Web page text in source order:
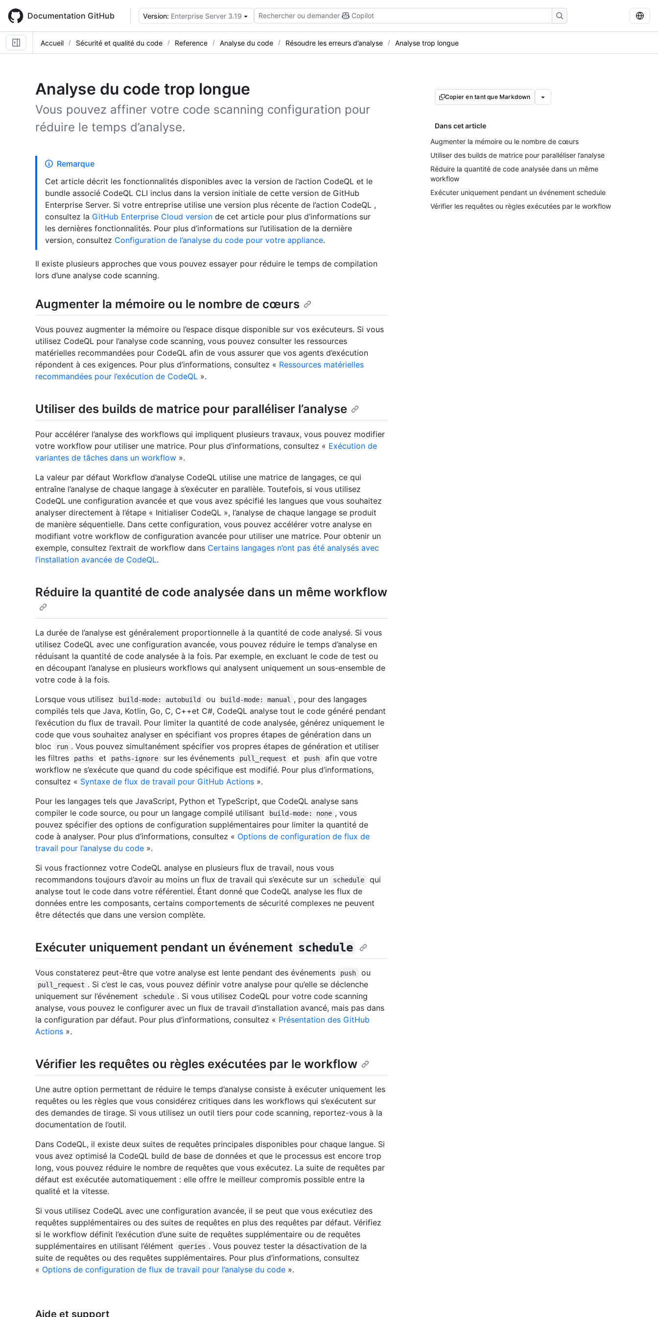
main
content
Documentation GitHub Version: Enterprise Server 3.19 Rechercher ou demander Copilot
Accueil Sécurité et qualité du code Reference Analyse du code Résoudre les erreurs d’analyse Analyse trop longue
Analyse du code trop longue
Vous pouvez affiner votre code scanning configuration pour
réduire le temps d’analyse.
Copier en tant que Markdown
Dans cet article
Augmenter la mémoire ou le nombre de cœurs
Utiliser des builds de matrice pour paralléliser l’analyse
Réduire la quantité de code analysée dans un même
workflow
Exécuter uniquement pendant un événement schedule
Vérifier les requêtes ou règles exécutées par le workflow
Remarque
Cet article décrit les fonctionnalités disponibles avec la version de l’action CodeQL et le
bundle associé CodeQL CLI inclus dans la version initiale de cette version de GitHub
Enterprise Server. Si votre entreprise utilise une version plus récente de l’action CodeQL ,
consultez la GitHub Enterprise Cloud version de cet article pour plus d’informations sur
les dernières fonctionnalités. Pour plus d’informations sur l’utilisation de la dernière
version, consultez Configuration de l’analyse du code pour votre appliance.
Il existe plusieurs approches que vous pouvez essayer pour réduire le temps de compilation
lors d’une analyse code scanning.
Augmenter la mémoire ou le nombre de cœurs
Vous pouvez augmenter la mémoire ou l’espace disque disponible sur vos exécuteurs. Si vous
utilisez CodeQL pour l’analyse code scanning, vous pouvez consulter les ressources
matérielles recommandées pour CodeQL afin de vous assurer que vos agents d’exécution
répondent à ces exigences. Pour plus d’informations, consultez « Ressources matérielles
recommandées pour l’exécution de CodeQL ».
Utiliser des builds de matrice pour paralléliser l’analyse
Pour accélérer l’analyse des workflows qui impliquent plusieurs travaux, vous pouvez modifier
votre workflow pour utiliser une matrice. Pour plus d’informations, consultez « Exécution de
variantes de tâches dans un workflow ».
La valeur par défaut Workflow d’analyse CodeQL utilise une matrice de langages, ce qui
entraîne l’analyse de chaque langage à s’exécuter en parallèle. Toutefois, si vous utilisez
CodeQL une configuration avancée et que vous avez spécifié les langues que vous souhaitez
analyser directement à l’étape « Initialiser CodeQL », l’analyse de chaque langage se produit
de manière séquentielle. Dans cette configuration, vous pouvez accélérer votre analyse en
modifiant votre workflow de configuration avancée pour utiliser une matrice. Pour obtenir un
exemple, consultez l’extrait de workflow dans Certains langages n’ont pas été analysés avec
l’installation avancée de CodeQL.
Réduire la quantité de code analysée dans un même workflow
La durée de l’analyse est généralement proportionnelle à la quantité de code analysé. Si vous
utilisez CodeQL avec une configuration avancée, vous pouvez réduire le temps d’analyse en
réduisant la quantité de code analysée à la fois. Par exemple, en excluant le code de test ou
en découpant l’analyse en plusieurs workflows qui analysent uniquement un sous-ensemble de
votre code à la fois.
Lorsque vous utilisez
build-mode: autobuild ou build-mode: manual
, pour des langages
compilés tels que Java, Kotlin, Go, C, C++et C#, CodeQL analyse tout le code généré pendant
l’exécution du flux de travail. Pour limiter la quantité de code analysée, générez uniquement le
code que vous souhaitez analyser en spécifiant vos propres étapes de génération dans un
bloc
run . Vous pouvez simultanément spécifier vos propres étapes de génération et utiliser
les filtres
paths et paths-ignore sur les événements pull_request et push
afin que votre
workflow ne s’exécute que quand du code spécifique est modifié. Pour plus d’informations,
consultez « Syntaxe de flux de travail pour GitHub Actions ».
Pour les langages tels que JavaScript, Python et TypeScript, que CodeQL analyse sans
compiler le code source, ou pour un langage compilé utilisant
build-mode: none , vous
pouvez spécifier des options de configuration supplémentaires pour limiter la quantité de
code à analyser. Pour plus d’informations, consultez « Options de configuration de flux de
travail pour l’analyse du code ».
Si vous fractionnez votre CodeQL analyse en plusieurs flux de travail, nous vous
recommandons toujours d’avoir au moins un flux de travail qui s’exécute sur un
schedule
qui
analyse tout le code dans votre référentiel. Étant donné que CodeQL analyse les flux de
données entre les composants, certains comportements de sécurité complexes ne peuvent
être détectés que dans une version complète.
Exécuter uniquement pendant un événement schedule
Vous constaterez peut-être que votre analyse est lente pendant des événements push ou
pull_request . Si c’est le cas, vous pouvez définir votre analyse pour qu’elle se déclenche
uniquement sur l’événement
schedule . Si vous utilisez CodeQL pour votre code scanning
analyse, vous pouvez le configurer avec un flux de travail d’installation avancé, mais pas dans
la configuration par défaut. Pour plus d’informations, consultez « Présentation des GitHub
Actions ».
Vérifier les requêtes ou règles exécutées par le workflow
Une autre option permettant de réduire le temps d’analyse consiste à exécuter uniquement les
requêtes ou les règles que vous considérez critiques dans les workflows qui s’exécutent sur
des demandes de tirage. Si vous utilisez un outil tiers pour code scanning, reportez-vous à la
documentation de l’outil.
Dans CodeQL, il existe deux suites de requêtes principales disponibles pour chaque langue. Si
vous avez optimisé la CodeQL build de base de données et que le processus est encore trop
long, vous pouvez réduire le nombre de requêtes que vous exécutez. La suite de requêtes par
défaut est exécutée automatiquement : elle offre le meilleur compromis possible entre la
qualité et la vitesse.
Si vous utilisez CodeQL avec une configuration avancée, il se peut que vous exécutiez des
requêtes supplémentaires ou des suites de requêtes en plus des requêtes par défaut. Vérifiez
si le workflow définit l’exécution d’une suite de requêtes supplémentaire ou de requêtes
supplémentaires en utilisant l’élément
queries . Vous pouvez tester la désactivation de la
suite de requêtes ou des requêtes supplémentaires. Pour plus d’informations, consultez
« Options de configuration de flux de travail pour l’analyse du code ».
Aide et support